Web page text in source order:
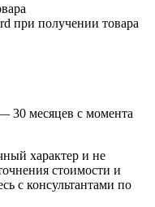
при получении товара
30 месяцев с момента
характер и не
стоимости и
с консультантами по